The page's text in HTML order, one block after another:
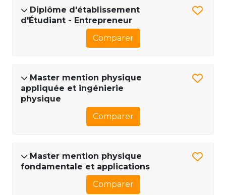
Diplôme d'établissement
d'Étudiant - Entrepreneur
Comparer
Master mention physique
appliquée et ingénierie
physique
Comparer
Master mention physique
fondamentale et applications
Comparer